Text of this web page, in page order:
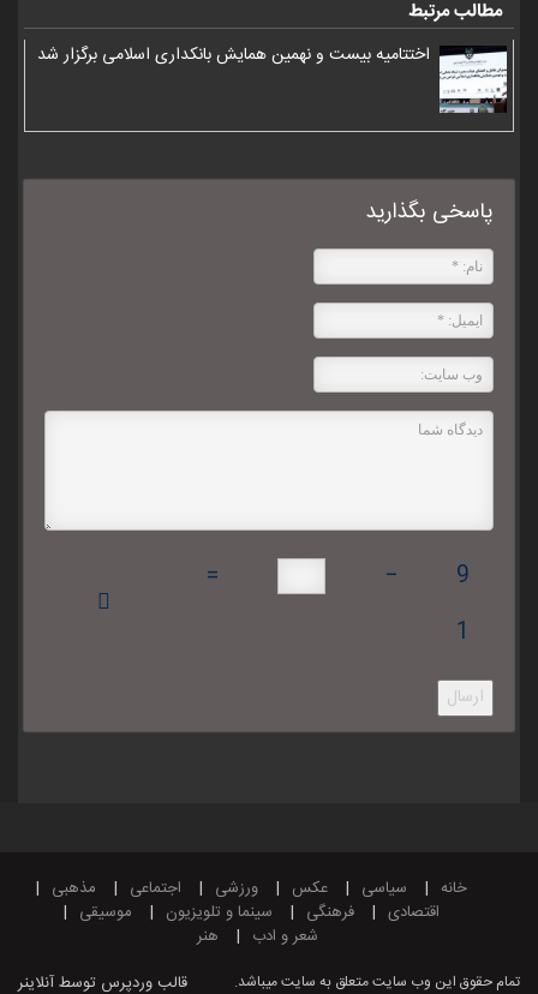
مطالب مرتبط
اختتامیه بیست و نهمین همایش بانکداری اسلامی برگزار شد
پاسخی بگذارید
9
−
=
1
ارسال
خانه سیاسی عکس ورزشی اجتماعی
مذهبی
اقتصادی
فرهنگی سینما و تلویزیون
موسیقی
شعر و ادب
هنر
قالب وردپرس توسط آنلاینر تمام حقوق این وب سایت متعلق به سایت میباشد.